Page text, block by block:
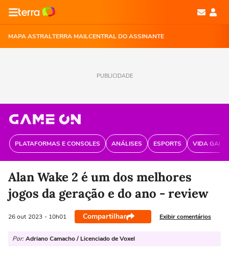
MAPA ASTRALTERRA MAILCENTRAL DO ASSINANTE
PUBLICIDADE
PLATAFORMAS E CONSOLES ANÁLISES ESPORTS VIDA
Alan Wake 2 é um dos melhores
jogos da geração e do ano - review
26 out 2023 - 10h01 Compartilhar Exibir comentários
Por: Adriano Camacho / Licenciado de Voxel